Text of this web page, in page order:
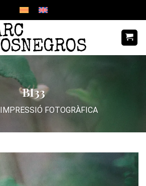
BI33
IMPRESSIÓ FOTOGRÀFICA